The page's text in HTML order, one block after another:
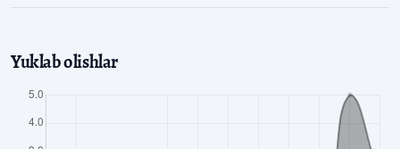
Yuklab olishlar